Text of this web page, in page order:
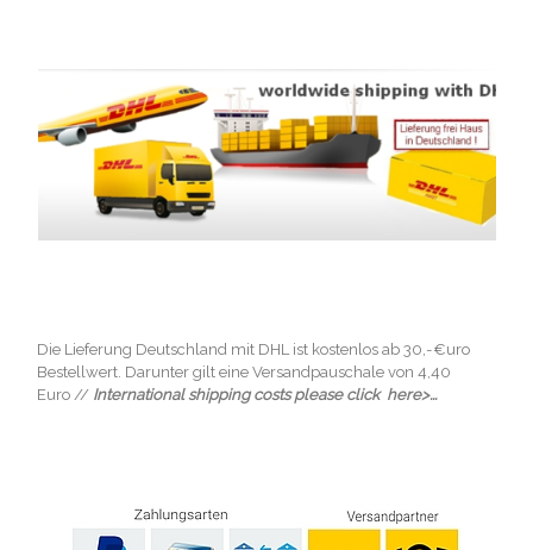
Die Lieferung Deutschland mit DHL ist kostenlos ab 30,-€uro
Bestellwert. Darunter gilt eine Versandpauschale von 4,40
Euro // International shipping costs please click here>...